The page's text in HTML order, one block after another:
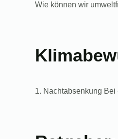
Wie können wir
1. Nachtabsenkung